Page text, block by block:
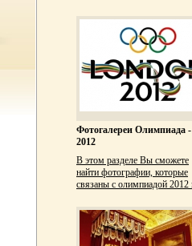
Фотогалереи Олимпиада -
2012
В этом разделе Вы сможете
найти фотографии, которые
связаны с олимпиадой 2012